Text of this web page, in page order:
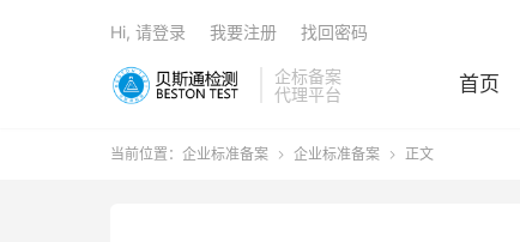
企标备案
代理平台
首页
Hi, 请登录 我要注册 找回密码
当前位置： 企业标准备案  企业标准备案  正文